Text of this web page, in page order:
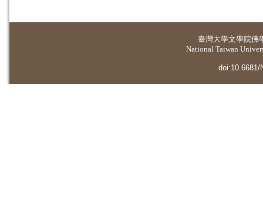
臺灣大學文學院佛
National Taiwan
doi:10.6681/